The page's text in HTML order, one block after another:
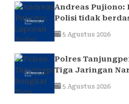
Andreas Pujiono:
Polisi tidak
uang yang
rekening
5 Agustus 2026
Polres
Tiga Jaringan
Tersangka
Diamankan
5 Agustus 2026